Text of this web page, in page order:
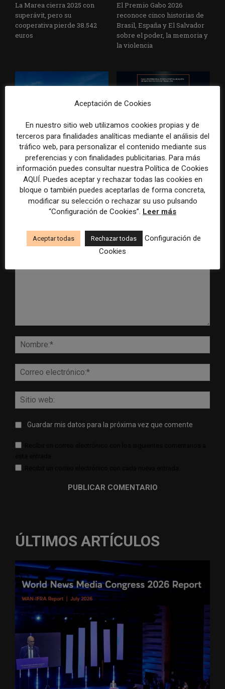
La Marea cierra 2025 con
superávit, pero su
cooperativa pierde 38.542
euros
El Premio Gabo 2026
reconoce cinco historias de
Brasil, España y El Salvador
sobre el poder, la memoria y
la violencia
Radio Televisión Madrid
establece un sistema de
control para el uso de la
inteligencia artificial
ADEPA crea un premio
especial para la mejor
cobertura periodística del
Mundial 2026
DEJA UNA RESPUESTA
Guardar mis datos para la próxima vez que comente
ÚLTIMOS ARTÍCULOS
Aceptación de Cookies
En nuestro sitio web utilizamos cookies propias y de
terceros para finalidades analíticas mediante el análisis del
tráfico web, para personalizar el contenido mediante sus
preferencias y con finalidades publicitarias. Para más
información puedes consultar nuestra Política de Cookies
AQUÍ. Puedes aceptar y rechazar todas las cookies en
bloque o también puedes aceptarlas de forma concreta,
modificar su selección o rechazar su uso pulsando
“Configuración de Cookies”. Leer más
Aceptar todas Rechazar todas
Configuración de
Cookies